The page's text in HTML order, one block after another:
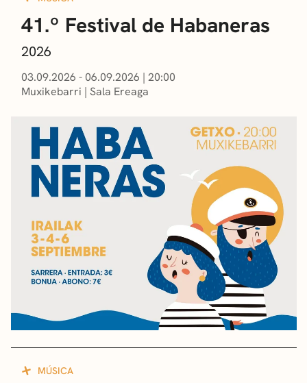
41.º Festival de Habaneras
2026
03.09.2026 - 06.09.2026 | 20:00
Muxikebarri | Sala Ereaga
MÚSICA